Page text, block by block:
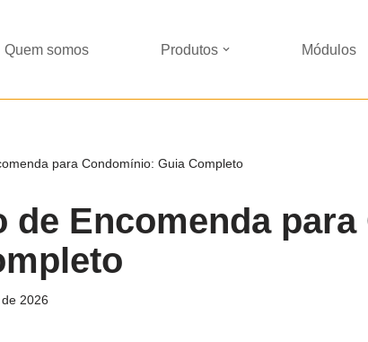
Quem somos Produtos Módulos
para Condomínio: Guia Completo
de Encomenda
2026